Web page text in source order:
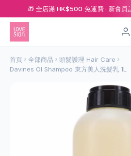
🎁 全店滿 HK$500 免運費 · 新會
首頁 全部商品
頭髮護理 Hair Care
Davines OI Shampoo 東方美人洗髮乳 1L